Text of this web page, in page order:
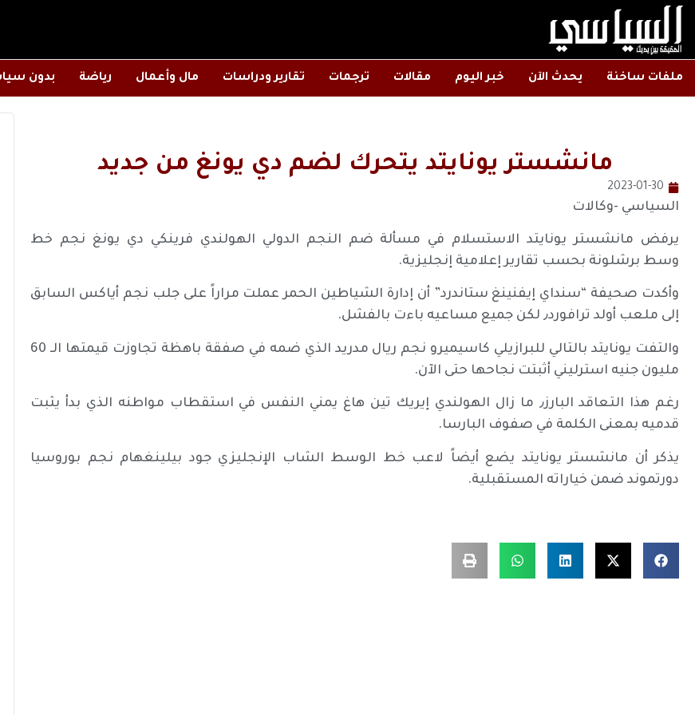
ملفات ساخنة يحدث الآن خبر اليوم مقالات ترجمات تقارير ودراسات مال وأعمال رياضة بدون
مانشستر يونايتد يتحرك لضم دي يونغ من جديد
2023-01-30
السياسي -وكالات
يرفض مانشستر يونايتد الاستسلام في مسألة ضم النجم الدولي الهولندي فرينكي دي يونغ نجم خط
وسط برشلونة بحسب تقارير إعلامية إنجليزية.
وأكدت صحيفة “سنداي إيفنينغ ستاندرد” أن إدارة الشياطين الحمر عملت مراراً على جلب نجم أياكس السابق
إلى ملعب أولد ترافورد٫ لكن جميع مساعيه باءت بالفشل.
والتفت يونايتد بالتالي للبرازيلي كاسيميرو نجم ريال مدريد الذي ضمه في صفقة باهظة تجاوزت قيمتها الـ 60
مليون جنيه استرليني أثبتت نجاحها حتى الآن.
رغم هذا التعاقد البارز٫ ما زال الهولندي إيريك تين هاغ يمني النفس في استقطاب مواطنه الذي بدأ يثبت
قدميه بمعنى الكلمة في صفوف البارسا.
يذكر أن مانشستر يونايتد يضع أيضاً لاعب خط الوسط الشاب الإنجليزي جود بيلينغهام نجم بوروسيا
دورتموند ضمن خياراته المستقبلية.